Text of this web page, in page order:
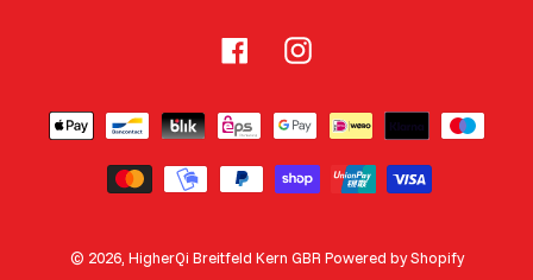
FacebookInstagram
Zahlungsarten
© 2026, HigherQi Breitfeld Kern GBR Powered by Shopify